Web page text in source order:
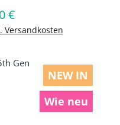
Preis:
€
Versandkosten
NEW IN
Wie neu